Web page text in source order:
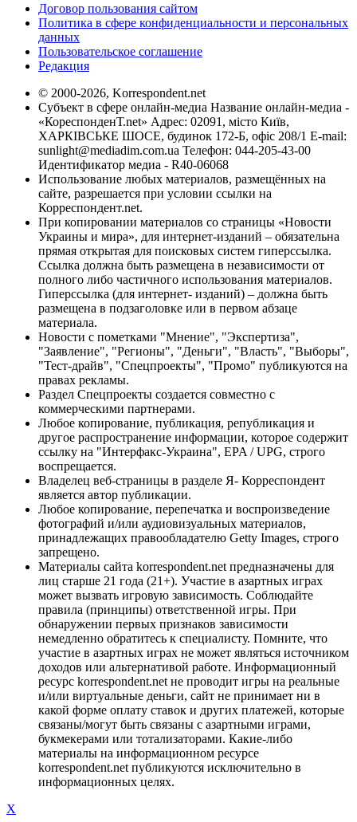
Договор пользования сайтом
Политика в сфере конфиденциальности и персональных
данных
Пользовательское соглашение
Редакция
© 2000-2026, Korrespondent.net
Субъект в сфере онлайн-медиа Название онлайн-медиа -
«КореспонденТ.net» Адрес: 02091, місто Київ,
ХАРКІВСЬКЕ ШОСЕ, будинок 172-Б, офіс 208/1 E-mail:
sunlight@mediadim.com.ua Телефон: 044-205-43-00
Идентификатор медиа - R40-06068
Использование любых материалов, размещённых на
сайте, разрешается при условии ссылки на
Корреспондент.net.
При копировании материалов со страницы «Новости
Украины и мира», для интернет-изданий – обязательна
прямая открытая для поисковых систем гиперссылка.
Ссылка должна быть размещена в независимости от
полного либо частичного использования материалов.
Гиперссылка (для интернет- изданий) – должна быть
размещена в подзаголовке или в первом абзаце
материала.
Новости с пометками "Мнение", "Экспертиза",
"Заявление", "Регионы", "Деньги", "Власть", "Выборы",
"Тест-драйв", "Спецпроекты", "Промо" публикуются на
правах рекламы.
Раздел Спецпроекты создается совместно с
коммерческими партнерами.
Любое копирование, публикация, републикация и
другое распространение информации, которое содержит
ссылку на "Интерфакс-Украина", EPA / UPG, строго
воспрещается.
Владелец веб-страницы в разделе Я- Корреспондент
является автор публикации.
Любое копирование, перепечатка и воспроизведение
фотографий и/или аудиовизуальных материалов,
принадлежащих правообладателю Getty Images, строго
запрещено.
Материалы сайта korrespondent.net предназначены для
лиц старше 21 года (21+). Участие в азартных играх
может вызвать игровую зависимость. Соблюдайте
правила (принципы) ответственной игры. При
обнаружении первых признаков зависимости
немедленно обратитесь к специалисту. Помните, что
участие в азартных играх не может являться источником
доходов или альтернативой работе. Информационный
ресурс korrespondent.net не проводит игры на реальные
и/или виртуальные деньги, сайт не принимает ни в
какой форме оплату ставок и других платежей, которые
связаны/могут быть связаны с азартными играми,
букмекерами или тотализаторами. Какие-либо
материалы на информационном ресурсе
korrespondent.net публикуются исключительно в
информационных целях.
X